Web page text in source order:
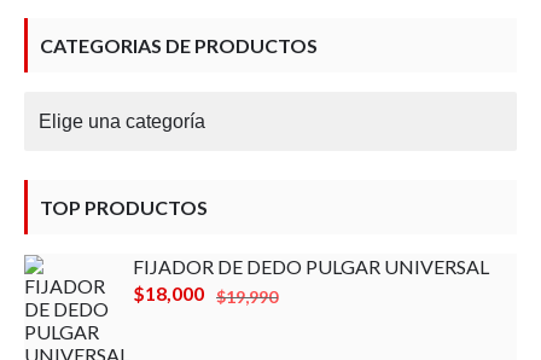
CATEGORIAS DE PRODUCTOS
TOP PRODUCTOS
FIJADOR DE DEDO PULGAR UNIVERSAL
$19,990El
$18,000
El